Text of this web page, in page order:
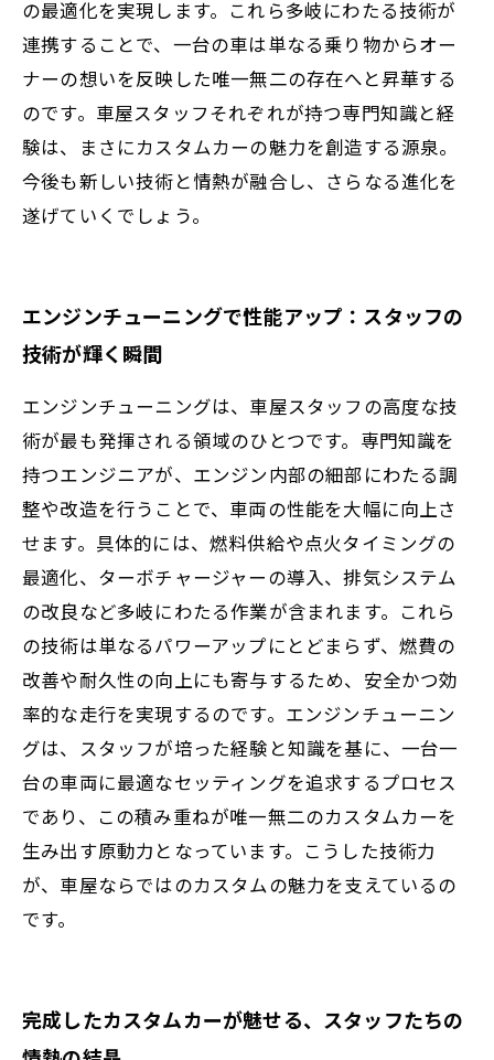
の最適化を実現します。これら多岐にわたる技術が
連携することで、一台の車は単なる乗り物からオー
ナーの想いを反映した唯一無二の存在へと昇華する
のです。車屋スタッフそれぞれが持つ専門知識と経
験は、まさにカスタムカーの魅力を創造する源泉。
今後も新しい技術と情熱が融合し、さらなる進化を
遂げていくでしょう。
エンジンチューニングで性能アップ：スタッフの
技術が輝く瞬間
エンジンチューニングは、車屋スタッフの高度な技
術が最も発揮される領域のひとつです。専門知識を
持つエンジニアが、エンジン内部の細部にわたる調
整や改造を行うことで、車両の性能を大幅に向上さ
せます。具体的には、燃料供給や点火タイミングの
最適化、ターボチャージャーの導入、排気システム
の改良など多岐にわたる作業が含まれます。これら
の技術は単なるパワーアップにとどまらず、燃費の
改善や耐久性の向上にも寄与するため、安全かつ効
率的な走行を実現するのです。エンジンチューニン
グは、スタッフが培った経験と知識を基に、一台一
台の車両に最適なセッティングを追求するプロセス
であり、この積み重ねが唯一無二のカスタムカーを
生み出す原動力となっています。こうした技術力
が、車屋ならではのカスタムの魅力を支えているの
です。
完成したカスタムカーが魅せる、スタッフたちの